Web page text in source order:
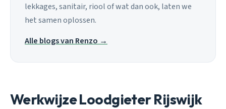
lekkages, sanitair, riool of wat dan ook, laten we
het samen oplossen.
Alle blogs van Renzo →
Werkwijze Loodgieter Rijswijk